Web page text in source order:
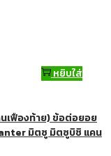
หยิบใส่
เฟืองท้าย) ข้อต่อยอย
มิตซู มิตซูบิชิ แคน